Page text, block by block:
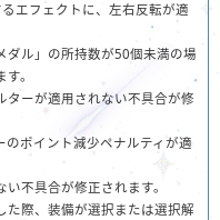
エフェクトに、左右反転が適
ダル」の所持数が50個未満の場
。
ターが適用されない不具合が修
のポイント減少ペナルティが適
不具合が修正されます。
た際、装備が選択または選択解